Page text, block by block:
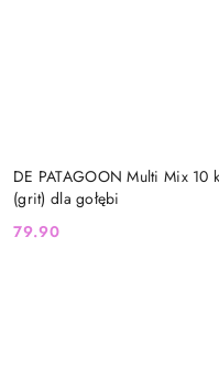
DE PATAGOON Multi Mix 10
(grit) dla gołębi
Cena:
79.90